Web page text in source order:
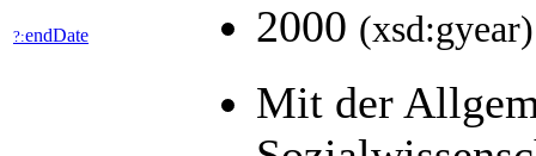
?:endDate 2000 (xsd:gyear)
Mit der